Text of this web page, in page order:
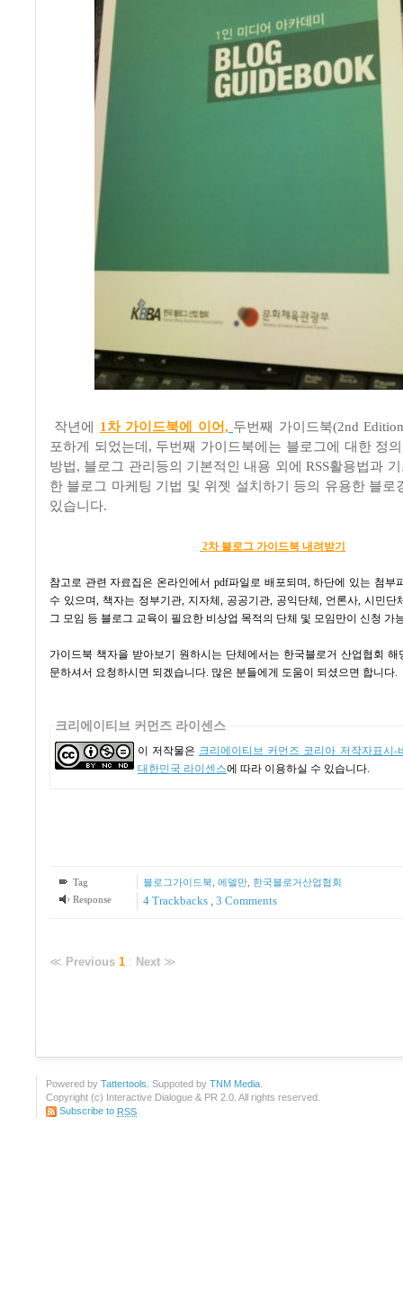
작년에 1차 가이드북에 이어, 두번째 가이드북(2nd
포하게 되었는데 , 두번째 가이드북에는 블로그에 대한 정의
방법, 블로그 관리등의 기본적인 내용 외에 RSS활용법과
한 블로그 마케팅 기법 및 위젯 설치하기 등의 유용한 블로
있습니다.
2차 블로그 가이드북 내려받기
참고로 관련 자료집은 온라인에서 pdf파일로 배포되며,하단에 있는 첨부
수 있으며, 책자는 정부기관, 지자체 , 공공기관, 공익단체 , 언론사, 시민단
그 모임 등 블로그 교육이 필요한 비상업 목적의 단체 및 모임만이 신청 가
가이드북 책자을 받아보기 원하시는 단체에서는 한국블로거 산업협회 해
문하셔서 요청하시면 되겠습니다. 많은 분들에게 도움이 되셨으면 합니다.
크리에이티브 커먼즈 라이센스
이 저작물은 크리에이티브 커먼즈 코리아 저작자표시-
대한민국 라이센스에 따라 이용하실 수 있습니다.
Tag 블로그가이드북 에델만, 한국블로거산업협회
Response
4Trackbacks 3 Comments
≪ Previous 1 : Next ≫
Powered by Tattertools . Suppoted by TNM Media
Copyright (c) Interactive Dialogue & PR 2.0. All rights reserved.
Subscribe to RSS